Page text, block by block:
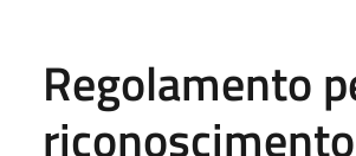
Regolamento